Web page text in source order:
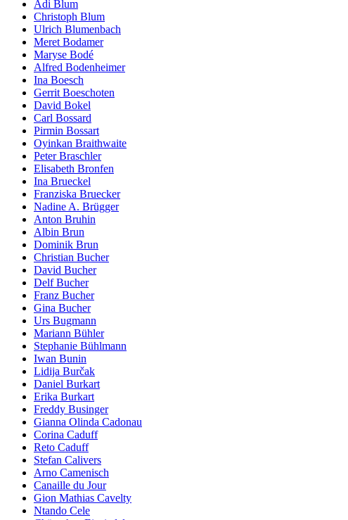
Adi Blum
Christoph Blum
Ulrich Blumenbach
Meret Bodamer
Maryse Bodé
Alfred Bodenheimer
Ina Boesch
Gerrit Boeschoten
David Bokel
Carl Bossard
Pirmin Bossart
Oyinkan Braithwaite
Peter Braschler
Elisabeth Bronfen
Ina Brueckel
Franziska Bruecker
Nadine A. Brügger
Anton Bruhin
Albin Brun
Dominik Brun
Christian Bucher
David Bucher
Delf Bucher
Franz Bucher
Gina Bucher
Urs Bugmann
Mariann Bühler
Stephanie Bühlmann
Iwan Bunin
Lidija Burčak
Daniel Burkart
Erika Burkart
Freddy Businger
Gianna Olinda Cadonau
Corina Caduff
Reto Caduff
Stefan Calivers
Arno Camenisch
Canaille du Jour
Gion Mathias Cavelty
Ntando Cele